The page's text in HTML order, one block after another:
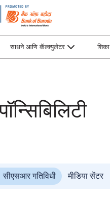
साधने आणि कॅल्क्युलेटर शिका
सीएसआर गतिविधी मीडिया सेंटर